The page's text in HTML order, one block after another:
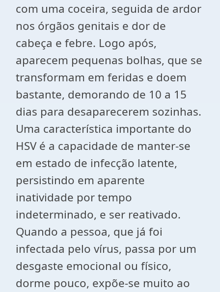
com uma coceira, seguida de ardor
nos órgãos genitais e dor de
cabeça e febre. Logo após,
aparecem pequenas bolhas, que se
transformam em feridas e doem
bastante, demorando de 10 a 15
dias para desaparecerem sozinhas.
Uma característica importante do
HSV é a capacidade de manter-se
em estado de infecção latente,
persistindo em aparente
inatividade por tempo
indeterminado, e ser reativado.
Quando a pessoa, que já foi
infectada pelo vírus, passa por um
desgaste emocional ou físico,
dorme pouco, expõe-se muito ao